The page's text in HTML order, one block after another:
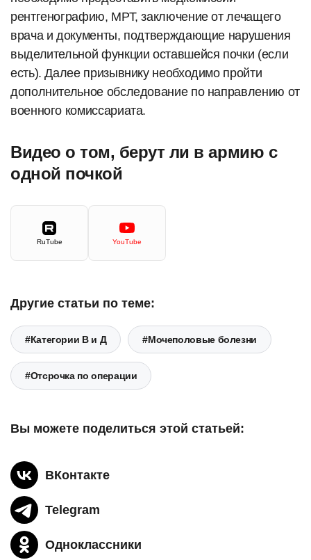
рентгенографию, МРТ, заключение от лечащего
врача и документы, подтверждающие нарушения
выделительной функции оставшейся почки (если
есть). Далее призывнику необходимо пройти
дополнительное обследование по направлению от
военного комиссариата.
Видео о том, берут ли в армию с
одной почкой
RuTube YouTube
Другие статьи по теме:
#Категории В и Д #Мочеполовые болезни
#Отсрочка по операции
Вы можете поделиться этой статьей:
ВКонтакте
Telegram
Одноклассники